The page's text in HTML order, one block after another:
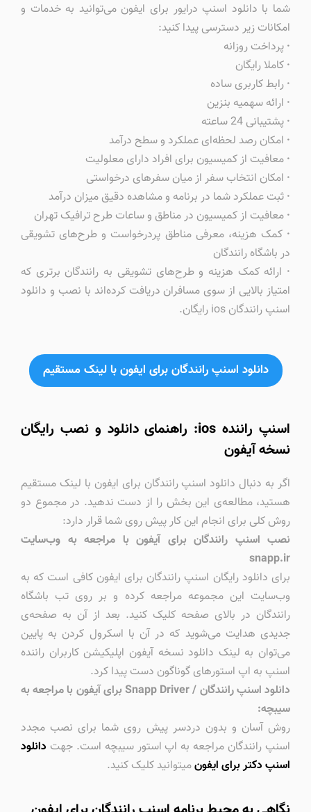
شما با دانلود اسنپ درایور برای ایفون می‌توانید به خدمات و
امکانات زیر دسترسی پیدا کنید:
· پرداخت روزانه
· کاملا رایگان
· رابط کاربری ساده
· ارائه سهمیه بنزین
· پشتیبانی 24 ساعته
· امکان رصد لحظه‌ای عملکرد و سطح درآمد
· معافیت از کمیسیون برای افراد دارای معلولیت
· امکان انتخاب سفر از میان سفرهای درخواستی
· ثبت عملکرد شما در برنامه و مشاهده دقیق میزان درآمد
· معافیت از کمیسیون در مناطق و ساعات طرح ترافیک تهران
·کمک‌ هزینه‌، معرفی مناطق پردرخواست و طرح‌های تشویقی
در باشگاه رانندگان
· ارائه کمک هزینه و طرح‌های تشویقی به رانندگان برتری که
امتیاز بالایی از سوی مسافران دریافت کرده‌اند با نصب و دانلود
اسنپ رانندگان ios رایگان.
دانلود اسنپ رانندگان برای ایفون با لینک مستقیم
اسنپ راننده ios: راهنمای دانلود و نصب رایگان
نسخه آیفون
اگر به دنبال دانلود اسنپ رانندگان برای ایفون با لینک مستقیم
هستید، مطالعه‌ی این بخش را از دست ندهید. در مجموع دو
روش کلی برای انجام این کار پیش روی شما قرار دارد:
نصب اسنپ رانندگان برای آیفون با مراجعه به وب‌سایت
snapp.ir
برای دانلود رایگان اسنپ رانندگان برای ایفون کافی است که به
وب‌سایت این مجموعه مراجعه کرده و بر روی تب باشگاه
رانندگان در بالای صفحه کلیک کنید. بعد از آن به صفحه‌ی
جدیدی هدایت می‌شوید که در آن با اسکرول کردن به پایین
می‌توان به لینک دانلود نسخه آیفون اپلیکیشن کاربران راننده
اسنپ به اپ استورهای گوناگون دست پیدا کرد.
دانلود اسنپ رانندگان / Snapp Driver برای آیفون با مراجعه به
سیبچه:
روش آسان و بدون‌ دردسر پیش روی شما برای نصب مجدد
اسنپ رانندگان مراجعه به اپ استور سیبچه است. جهت دانلود
اسنپ دکتر برای ایفونمیتوانید کلیک کنید.